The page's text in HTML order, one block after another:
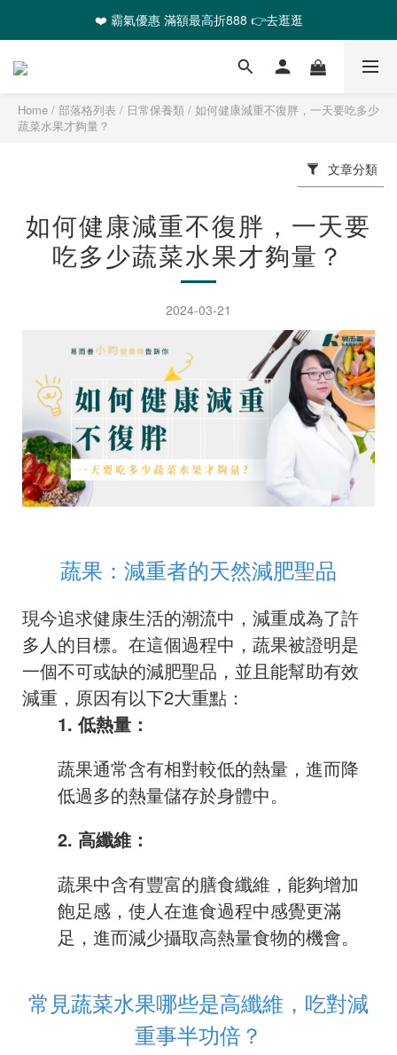
❤️ 霸氣優惠 滿額最高折888 👉去逛逛
🎉全館任選2件以上 88折起
❤️ 霸氣優惠 滿額最高折888 👉去逛逛
Home / 部落格列表 / 日常保養類 / 如何健康減重不復胖，一天要吃多少
蔬菜水果才夠量？
文章分類
如何健康減重不復胖，一天要
吃多少蔬菜水果才夠量？
2024-03-21
蔬果：減重者的天然減肥聖品
現今追求健康生活的潮流中，減重成為了許
多人的目標。在這個過程中，蔬果被證明是
一個不可或缺的減肥聖品，並且能幫助有效
減重，原因有以下2大重點：
1. 低熱量：
蔬果通常含有相對較低的熱量，進而降
低過多的熱量儲存於身體中。
2. 高纖維：
蔬果中含有豐富的膳食纖維，能夠增加
飽足感，使人在進食過程中感覺更滿
足，進而減少攝取高熱量食物的機會。
常見蔬菜水果哪些是高纖維，吃對減
重事半功倍？